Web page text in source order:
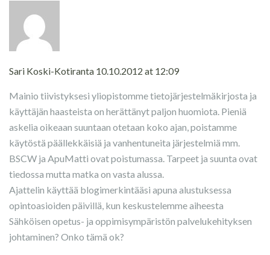
Sari Koski-Kotiranta 10.10.2012 at 12:09
Mainio tiivistyksesi yliopistomme tietojärjestelmäkirjosta ja
käyttäjän haasteista on herättänyt paljon huomiota. Pieniä
askelia oikeaan suuntaan otetaan koko ajan, poistamme
käytöstä päällekkäisiä ja vanhentuneita järjestelmiä mm.
BSCW ja ApuMatti ovat poistumassa. Tarpeet ja suunta ovat
tiedossa mutta matka on vasta alussa.
Ajattelin käyttää blogimerkintääsi apuna alustuksessa
opintoasioiden päivillä, kun keskustelemme aiheesta
Sähköisen opetus- ja oppimisympäristön palvelukehityksen
johtaminen? Onko tämä ok?